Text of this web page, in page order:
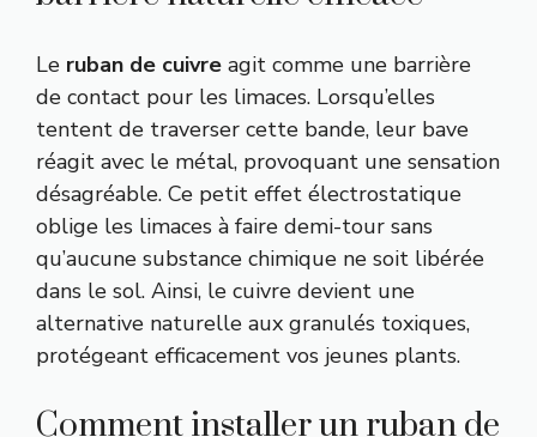
Le ruban de cuivre agit comme une barrière
de contact pour les limaces. Lorsqu’elles
tentent de traverser cette bande, leur bave
réagit avec le métal, provoquant une sensation
désagréable. Ce petit effet électrostatique
oblige les limaces à faire demi-tour sans
qu’aucune substance chimique ne soit libérée
dans le sol. Ainsi, le cuivre devient une
alternative naturelle aux granulés toxiques,
protégeant efficacement vos jeunes plants.
Comment installer un ruban de